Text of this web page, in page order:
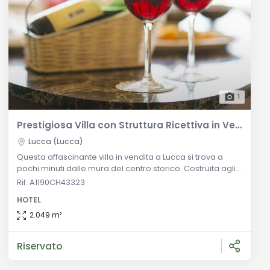
1
Prestigiosa Villa con Struttura Ricettiva in Vendita a Lucca
Lucca (Lucca)
Questa affascinante villa in vendita a Lucca si trova a
pochi minuti dalle mura del centro storico. Costruita agli
inizi del XVII secolo, la proprietà ha una ricca storia e ha
suo interno, si possono ammirare magnifici saloni da
ricevimento, sale da pranzo e camere da letto, adornati
Rif. A1190CH43323
HOTEL
2.049 m²
Riservato